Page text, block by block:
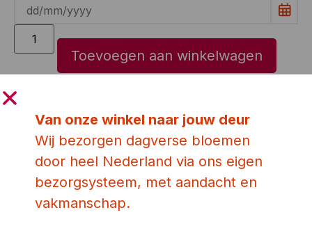
Toevoegen aan winkelwagen
Ook leuk!
Van onze winkel naar jouw deur
Wij bezorgen dagverse bloemen
door heel Nederland via ons eigen
bezorgsysteem, met aandacht en
vakmanschap.